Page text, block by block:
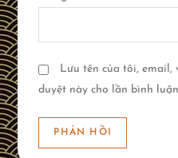
Lưu tên của tôi, email,
duyệt này cho lần bình